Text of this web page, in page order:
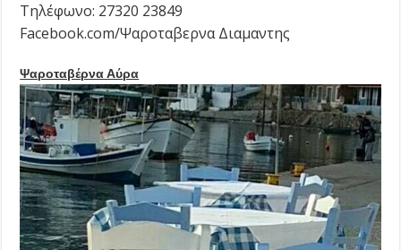
Τηλέφωνο: 27320 23849
Facebook.com/Ψαροταβερνα Διαμαντης
Ψαροταβέρνα Αύρα